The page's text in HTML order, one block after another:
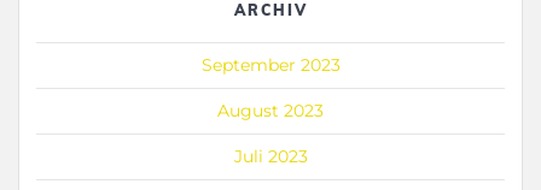
ARCHIV
September 2023
August 2023
Juli 2023